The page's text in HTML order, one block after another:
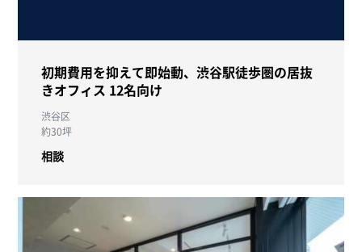
初期費用を抑えて即始動、渋谷駅徒歩圏の居抜
きオフィス 12名向け
渋谷区
約30坪
相談